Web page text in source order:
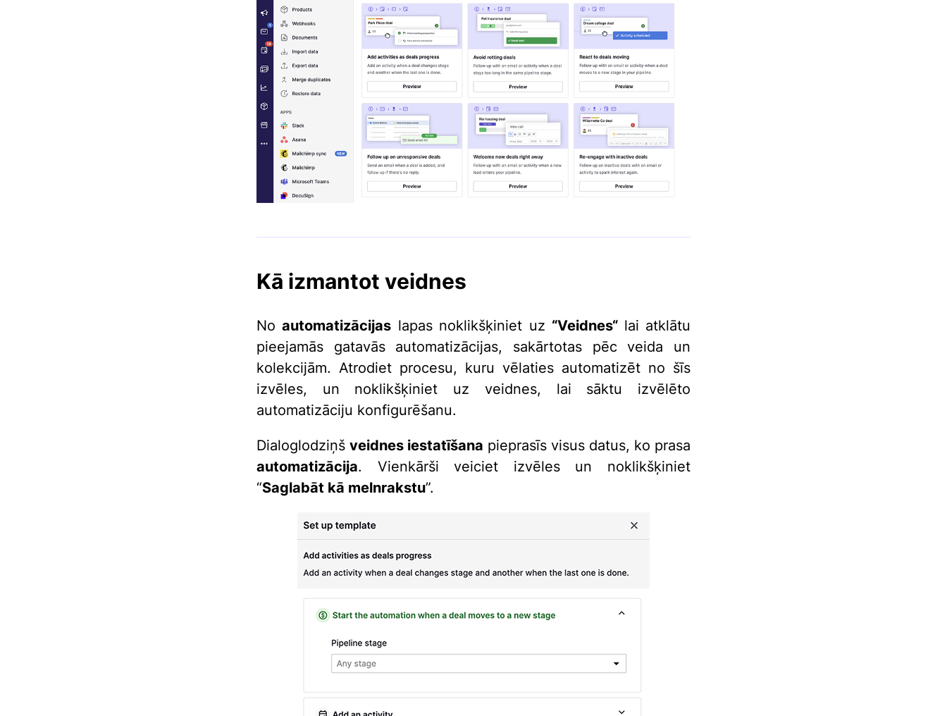
Kā izmantot veidnes
Noautomatizācijas lapas noklikšķiniet uz “Veidnes“ lai atklātu
pieejamās gatavās automatizācijas, sakārtotas pēc veida un
kolekcijām. Atrodiet procesu, kuru vēlaties automatizēt no šīs
izvēles, un noklikšķiniet uz veidnes, lai sāktu izvēlēto
automatizāciju konfigurēšanu.
Dialoglodziņš veidnes iestatīšana pieprasīs visus datus, ko prasa
automatizācija. Vienkārši veiciet izvēles un noklikšķiniet
“Saglabāt kā melnrakstu”.